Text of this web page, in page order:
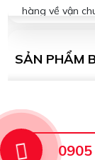
hàng về vận
SẢN PHẨM